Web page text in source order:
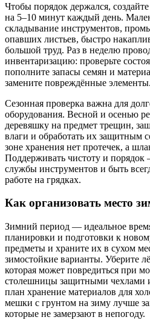
Чтобы порядок держался,
на 5–10 минут каждый день.
складывание инструментов,
опавших листьев, быстро
большой труд. Раз в неделю
инвентаризацию: проверьте
пополните запасы семян и
замените повреждённые элементы.
Сезонная проверка важна для
оборудования. Весной и осенью
деревяшку на предмет трещин,
влаги и обработать их защитным
зоне хранения нет протечек, а
Поддерживать чистоту и порядок
службы инструментов и быть
работе на грядках.
Как организовать место
Зимний период — идеальное
планировки и подготовки к
предметы и храните их в сухом
зимостойкие варианты. Уберите
которая может повредиться при
столешницы защитными чехлами
план хранение материалов для
мешки с грунтом на зиму лучше
которые не замерзают в непогоду.